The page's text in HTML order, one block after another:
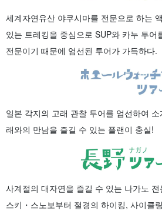
세계자연유산 야쿠시마를 전문으로 하는
있는 트레킹을 중심으로 SUP와 카누 투어
전문이기 때문에 엄선된 투어가 가득하다.
일본 각지의 고래 관찰 투어를 엄선하여
래와의 만남을 즐길 수 있는 플랜이 충실!
사계절의 대자연을 즐길 수 있는 나가노
스키・스노보부터 절경의 하이킹, 사이클